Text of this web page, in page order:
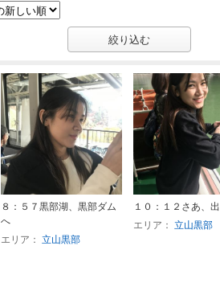
８：５７黒部湖、黒部ダム
へ
エリア： 立山黒部
１０：１２さあ、
エリア： 立山黒部